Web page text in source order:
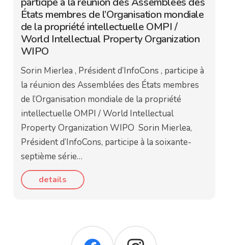
États membres de l’Organisation mondiale
de la propriété intellectuelle OMPI /
World Intellectual Property Organization
WIPO
Sorin Mierlea , Président d’InfoCons , participe à
la réunion des Assemblées des États membres
de l’Organisation mondiale de la propriété
intellectuelle OMPI / World Intellectual
Property Organization WIPO Sorin Mierlea,
Président d’InfoCons, participe à la soixante-
septième série…
details